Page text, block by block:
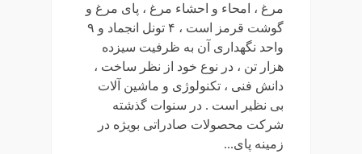
مرغ ، امحاء و احشاء مرغ ، پای مرغ و
گوشت قرمز است ، ۴ تونل انجماد و ۹
واحد نگهداری آن به ظرفیت سیزده
هزار تن ، در نوع خود از نظر ساخت ،
دانش فنی ، تکنولوژی و ماشین آلات
بی نظیر است . در سنوات گذشته
شرکت محصولات صادراتی بویژه در
زمینه پای...